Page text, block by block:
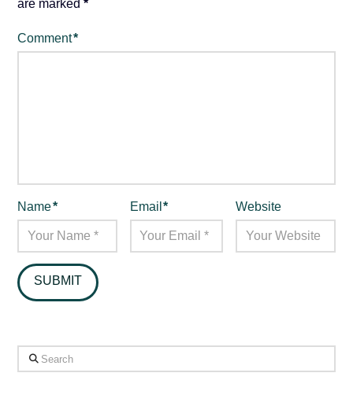
are marked*
Comment*
Name* Email* Website
Search